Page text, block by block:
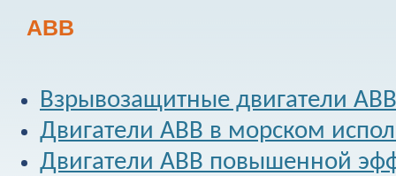
ABB
Взрывозащитные двигатели ABB
Двигатели ABB в морском
Двигатели ABB повышенной